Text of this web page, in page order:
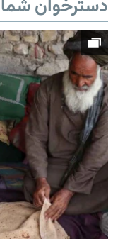
دسترخوان شما